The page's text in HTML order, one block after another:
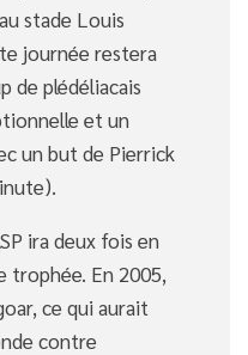
stade Louis
journée restera
de plédéliacais
et un
un but de Pierrick
ira deux fois en
trophée. En 2005,
ce qui aurait
contre